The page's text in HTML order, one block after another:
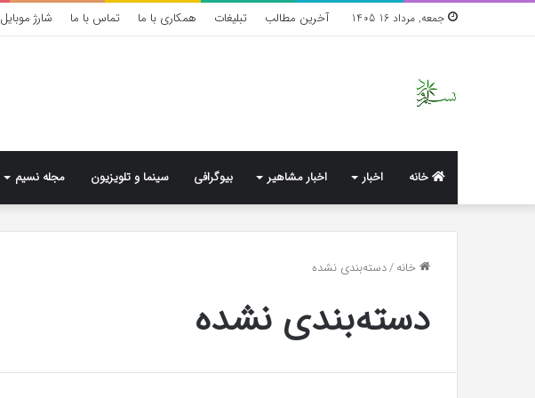
جمعه, مرداد 16 1405 آخرین مطالب تبلیغات همکاری با ما تماس با ما شارژ موبایل
خانه اخبار اخبار مشاهیر بیوگرافی سینما و تلویزیون مجله نسیم
خانه/دسته‌بندی نشده
دسته‌بندی نشده
اجه
ارکن
اخیر؛